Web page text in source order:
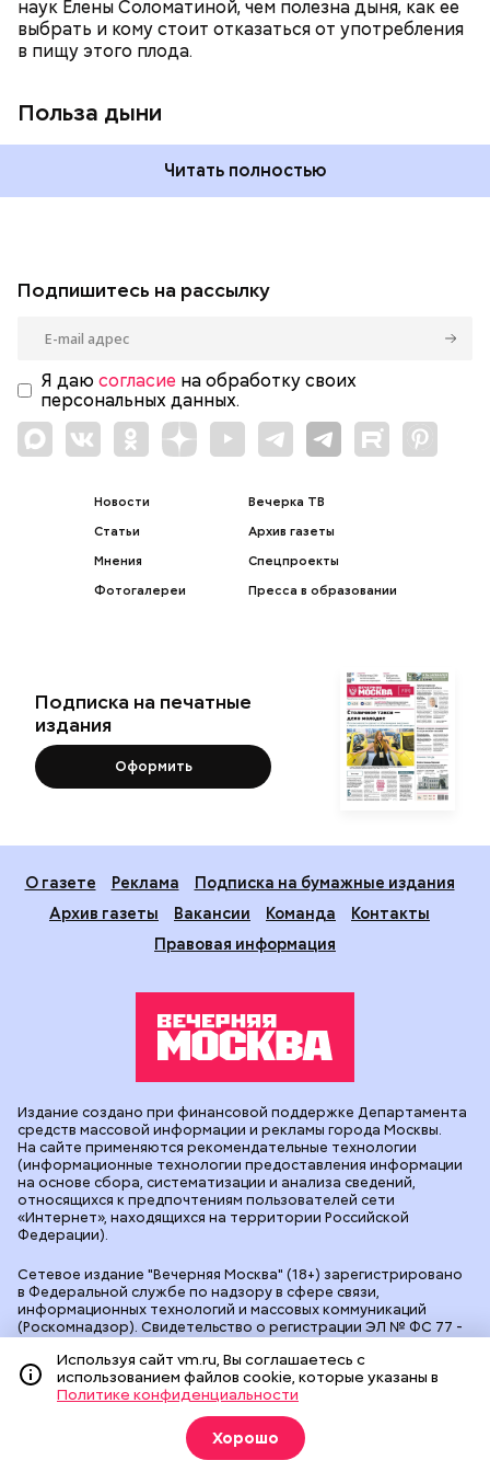
наук Елены Соломатиной, чем полезна дыня, как ее
выбрать и кому стоит отказаться от употребления
в пищу этого плода.
Польза дыни
Читать полностью
Подпишитесь на рассылку
Я даю согласие на обработку своих
персональных данных.
Новости
Статьи
Мнения
Фотогалереи
Вечерка ТВ
Архив газеты
Спецпроекты
Пресса в образовании
Подписка на печатные
издания
Оформить
О газете Реклама
Подписка на бумажные издания
Архив газеты
Вакансии Команда
Контакты
Правовая информация
Сетевое издание "Вечерняя Москва" (18+) зарегистрировано
в Федеральной службе по надзору в сфере связи,
информационных технологий и массовых коммуникаций
(Роскомнадзор). Свидетельство о регистрации ЭЛ № ФС 77 -
"Вечерняя Москва". Главный редакторvm.ru: Александр
Геннадьевич Глуходедов. Адрес редакции: 127015, г.Москва,
Бумажный пр-д, д. 14, стр. 2. Телефон:+7(499)557-04-24
. Почта для связи с редакцией сайта:
Издание создано при финансовой поддержке Департамента
средств массовой информации и рекламы города Москвы.
На сайте применяются рекомендательные технологии
(информационные технологии предоставления информации
на основе сбора, систематизации и анализа сведений,
относящихся к предпочтениям пользователей сети
«Интернет», находящихся на территории Российской
Федерации).
Используя сайт vm.ru, Вы соглашаетесь с
использованием файлов cookie, которые указаны в
Политике конфиденциальности
Хорошо